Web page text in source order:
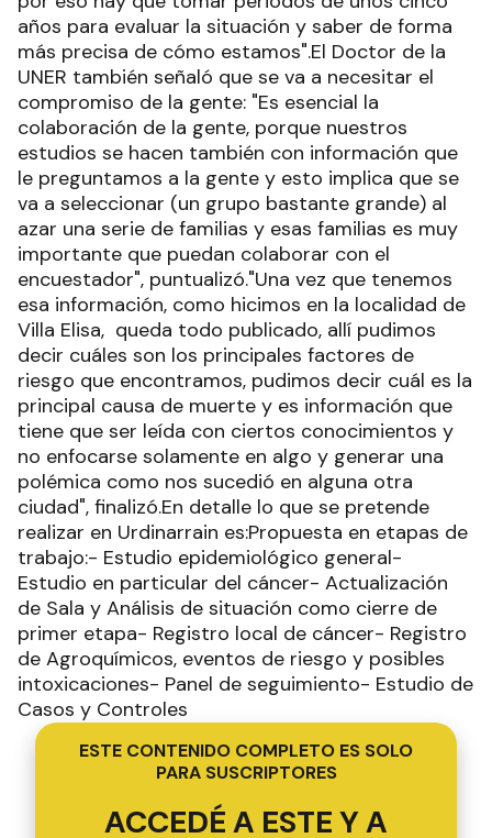
años para evaluar la situación y saber de forma
más precisa de cómo estamos".El Doctor de la
UNER también señaló que se va a necesitar el
compromiso de la gente: "Es esencial la
colaboración de la gente, porque nuestros
estudios se hacen también con información que
le preguntamos a la gente y esto implica que se
va a seleccionar (un grupo bastante grande) al
azar una serie de familias y esas familias es muy
importante que puedan colaborar con el
encuestador", puntualizó."Una vez que tenemos
esa información, como hicimos en la localidad de
Villa Elisa, queda todo publicado, allí pudimos
decir cuáles son los principales factores de
riesgo que encontramos, pudimos decir cuál es la
principal causa de muerte y es información que
tiene que ser leída con ciertos conocimientos y
no enfocarse solamente en algo y generar una
polémica como nos sucedió en alguna otra
ciudad", finalizó.En detalle lo que se pretende
realizar en Urdinarrain es:Propuesta en etapas de
trabajo:- Estudio epidemiológico general-
Estudio en particular del cáncer- Actualización
de Sala y Análisis de situación como cierre de
primer etapa- Registro local de cáncer- Registro
de Agroquímicos, eventos de riesgo y posibles
intoxicaciones- Panel de seguimiento- Estudio de
Casos y Controles
ESTE CONTENIDO COMPLETO ES SOLO
PARA SUSCRIPTORES
ACCEDÉ A ESTE Y A